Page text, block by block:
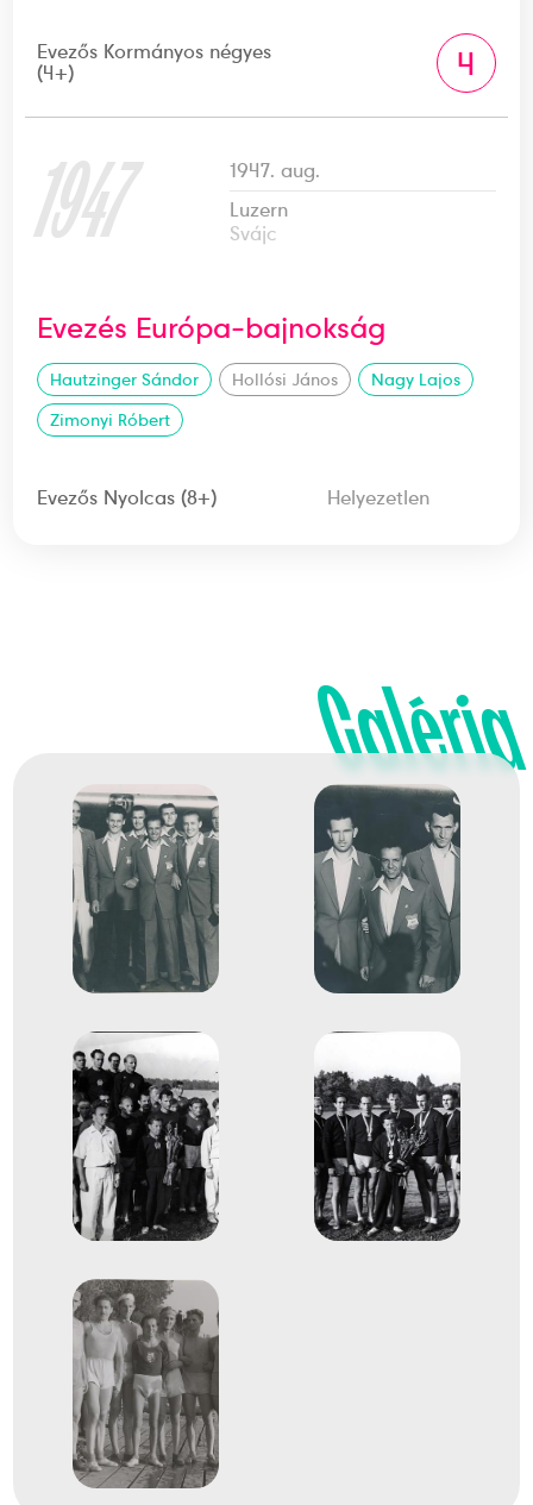
Evezős Kormányos négyes
(4+)
4
1947
1947. aug.
Luzern
Svájc
Evezés Európa-bajnokság
Hautzinger Sándor Hollósi János
Nagy Lajos
Zimonyi Róbert
Evezős Nyolcas (8+) Helyezetlen
Galéria